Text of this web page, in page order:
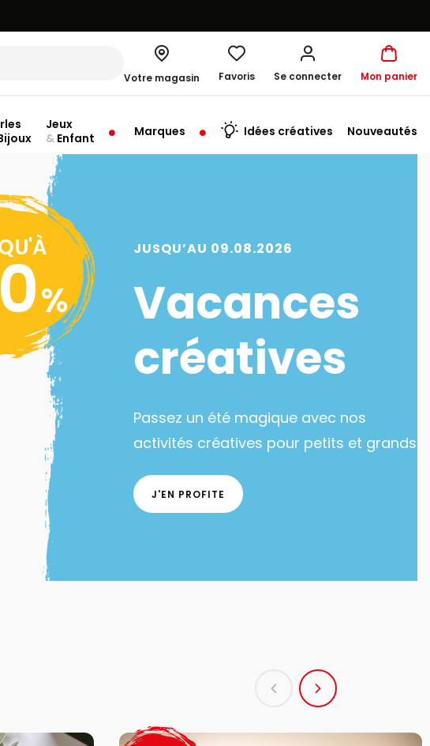
Votre magasin
Ferme à 19:30
Favoris Se connecter Mon panier
Jeux
& Enfant Marques Idées créatives Nouveautés
JUSQU’AU 09.08.2026
Vacances
créatives
Passez un été magique avec nos
activités créatives pour petits et grands !
J'EN PROFITE